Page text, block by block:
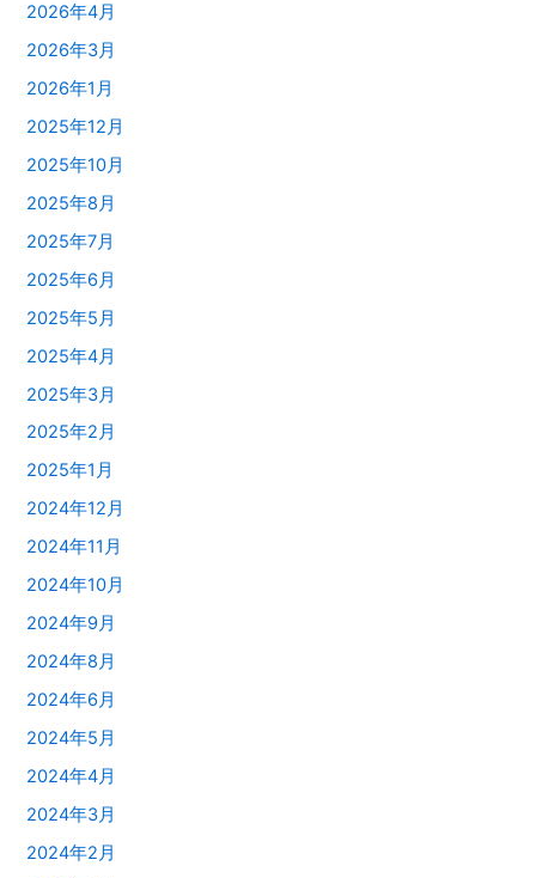
2026年4月
2026年3月
2026年1月
2025年12月
2025年10月
2025年8月
2025年7月
2025年6月
2025年5月
2025年4月
2025年3月
2025年2月
2025年1月
2024年12月
2024年11月
2024年10月
2024年9月
2024年8月
2024年6月
2024年5月
2024年4月
2024年3月
2024年2月